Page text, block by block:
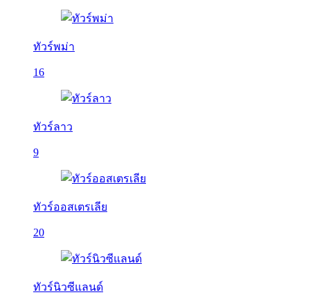
ทัวร์พม่า
16
ทัวร์ลาว
9
ทัวร์ออสเตรเลีย
20
ทัวร์นิวซีแลนด์